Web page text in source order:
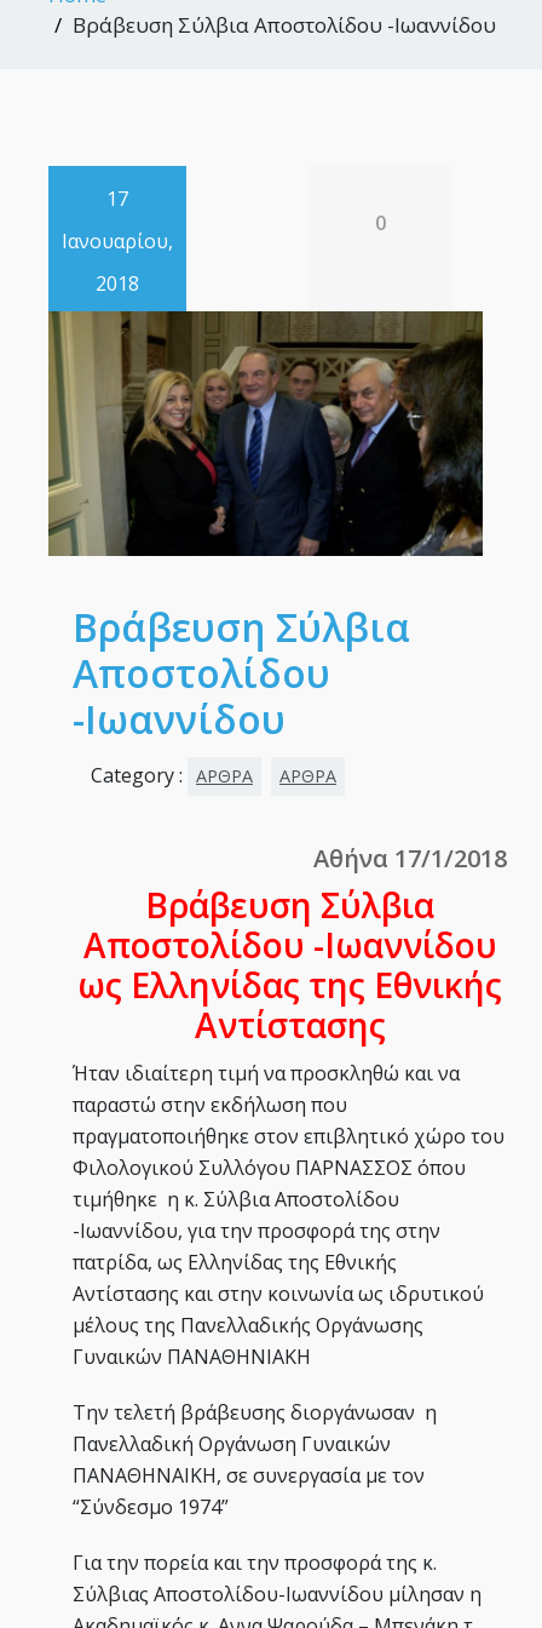
Βράβευση Σύλβια Αποστολίδου -Ιωαννίδου
17
Ιανουαρίου,
2018
0
Βράβευση Σύλβια
Αποστολίδου
-Ιωαννίδου
Category : ΑΡΘΡΑ ΑΡΘΡΑ
Αθήνα 17/1/2018
Βράβευση Σύλβια
Αποστολίδου -Ιωαννίδου
ως Ελληνίδας της Εθνικής
Αντίστασης
Ήταν ιδιαίτερη τιμή να προσκληθώ και να
παραστώ στην εκδήλωση που
πραγματοποιήθηκε στον επιβλητικό χώρο του
Φιλολογικού Συλλόγου ΠΑΡΝΑΣΣΟΣ όπου
τιμήθηκε η κ. Σύλβια Αποστολίδου
-Ιωαννίδου, για την προσφορά της στην
πατρίδα, ως Ελληνίδας της Εθνικής
Αντίστασης και στην κοινωνία ως ιδρυτικού
μέλους της Πανελλαδικής Οργάνωσης
Γυναικών ΠΑΝΑΘΗΝΙΑΚΗ
Την τελετή βράβευσης διοργάνωσαν η
Πανελλαδική Οργάνωση Γυναικών
ΠΑΝΑΘΗΝΑΙΚΗ, σε συνεργασία με τον
“Σύνδεσμο 1974”
Για την πορεία και την προσφορά της κ.
Σύλβιας Αποστολίδου-Ιωαννίδου μίλησαν η